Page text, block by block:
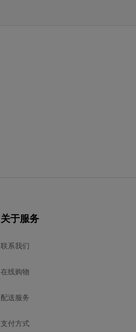
关于服务
联系我们
在线购物
配送服务
支付方式